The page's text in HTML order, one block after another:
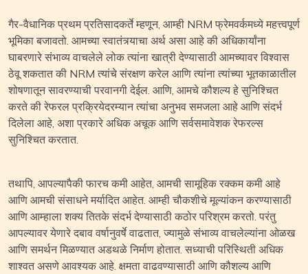
गैर-वैधानिक प्रथम प्रतिसादकर्ते म्हणून, आम्ही NRM फ्रेमवर्कमध्ये महत्त्वपूर्ण
भूमिका बजावतो. आमच्या स्वातंत्र्याचा अर्थ असा आहे की अधिकार्यांना
घाबरणारे संभाव्य वाचलेले लोक त्यांना खात्री देण्यासाठी आमच्यावर विश्वास
ठेवू शकतात की NRM त्यांचे संरक्षण करेल आणि त्यांना त्यांच्या भूतकाळातील
शोषणातून सावरण्याची परवानगी देईल. आणि, आमचे कौशल्य हे सुनिश्चित
करते की रेफरल प्रक्रियेदरम्यान त्यांचा अनुभव समजला आहे आणि संदर्भ
दिलेला आहे, अशा प्रकारे अधिक अचूक आणि सर्वसमावेशक रेफरल्स
सुनिश्चित करतात.
तथापि, आपल्यापैकी फारच कमी आहेत, आमची सामूहिक रक्कम कमी आहे
आणि आमची संसाधने मर्यादित आहेत. आम्ही चौकशीचे मूल्यांकन करण्यासाठी
आणि आम्हाला शक्य तितके संदर्भ देण्यासाठी कठोर परिश्रम करतो. परंतु
आपल्यावर येणारे दबाव वर्षानुवर्षे वाढतात, ज्यामुळे संभाव्य वाचलेल्यांना ओळख
आणि समर्थन मिळण्यात अडथळे निर्माण होतात. सध्याची परिस्थिती अधिक
शाश्वत असणे आवश्यक आहे. क्षमता वाढवण्यासाठी आणि कौशल्य आणि